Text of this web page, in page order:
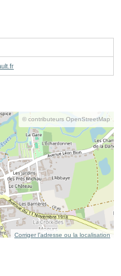
© contributeurs OpenStreetMap
Corriger l’adresse ou la localisation